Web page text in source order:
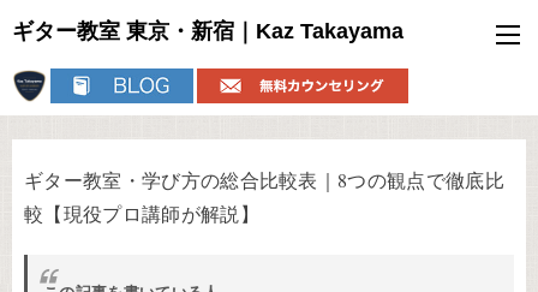
ギター教室 東京・新宿｜Kaz Takayama
ギター教室・学び方の総合比較表｜8つの観点で徹底比
較【現役プロ講師が解説】